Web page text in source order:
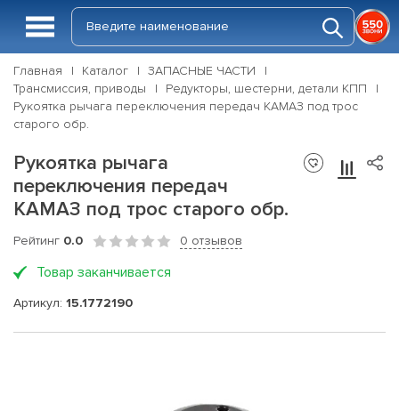
Главная Каталог
ЗАПАСНЫЕ ЧАСТИ
Трансмиссия, приводы
Редукторы, шестерни, детали КПП
Рукоятка рычага переключения передач КАМАЗ под трос
старого обр.
Рукоятка рычага
переключения передач
КАМАЗ под трос старого обр.
Рейтинг 0.0 0 отзывов
Товар заканчивается
Артикул: 15.1772190